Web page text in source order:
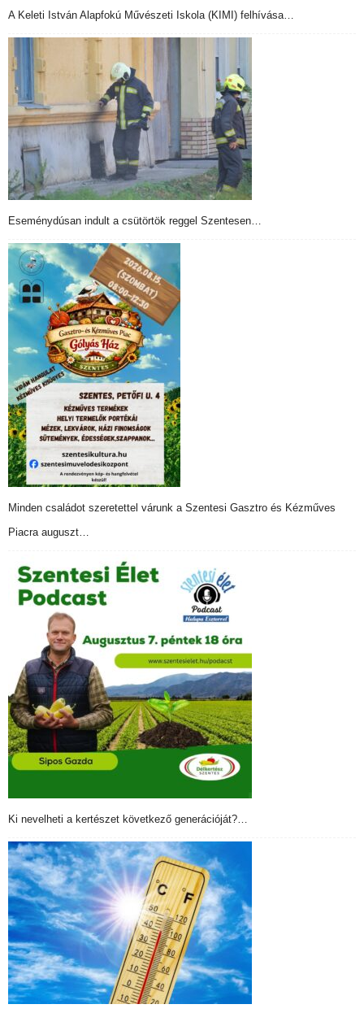
A Keleti István Alapfokú Művészeti Iskola (KIMI) felhívása…
Eseménydúsan indult a csütörtök reggel Szentesen…
Minden családot szeretettel várunk a Szentesi Gasztro és Kézműves
Piacra auguszt…
Ki nevelheti a kertészet következő generációját?…